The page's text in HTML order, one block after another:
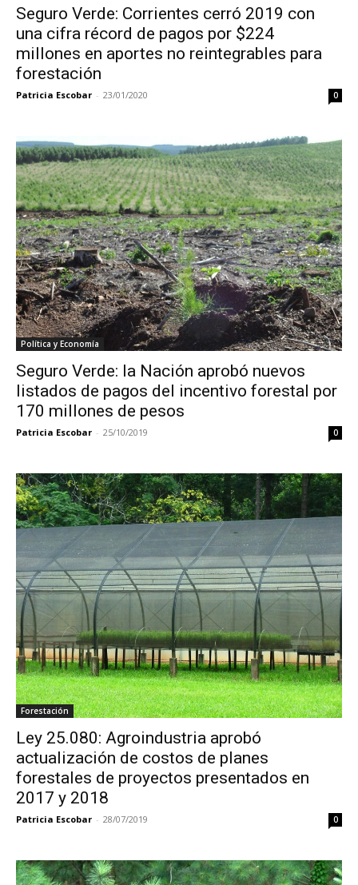
Seguro Verde: Corrientes cerró 2019 con
una cifra récord de pagos por $224
millones en aportes no reintegrables para
forestación
Patricia Escobar - 23/01/2020 0
Política y Economía
Seguro Verde: la Nación aprobó nuevos
listados de pagos del incentivo forestal por
170 millones de pesos
Patricia Escobar - 25/10/2019 0
Forestación
Ley 25.080: Agroindustria aprobó
actualización de costos de planes
forestales de proyectos presentados en
2017 y 2018
Patricia Escobar - 28/07/2019 0